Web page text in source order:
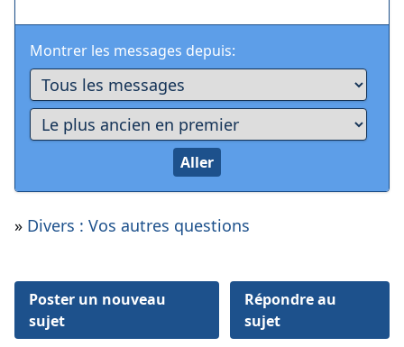
Montrer les messages depuis:
» Divers : Vos autres questions
Poster un nouveau
sujet
Répondre au
sujet